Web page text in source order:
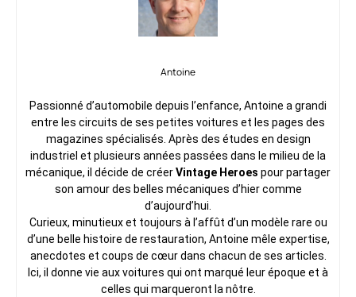
Antoine
Passionné d’automobile depuis l’enfance, Antoine a grandi
entre les circuits de ses petites voitures et les pages des
magazines spécialisés. Après des études en design
industriel et plusieurs années passées dans le milieu de la
mécanique, il décide de créerVintage Heroes pour partager
son amour des belles mécaniques d’hier comme
d’aujourd’hui.
Curieux, minutieux et toujours à l’affût d’un modèle rare ou
d’une belle histoire de restauration, Antoine mêle expertise,
anecdotes et coups de cœur dans chacun de ses articles.
Ici, il donne vie aux voitures qui ont marqué leur époque et à
celles qui marqueront la nôtre.